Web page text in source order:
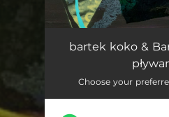
Wzgórze psów
Świst
bartek koko &
Choose your